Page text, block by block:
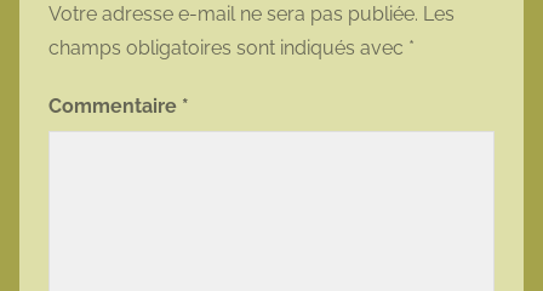
Votre adresse e-mail ne sera pas publiée. Les
champs obligatoires sont indiqués avec *
Commentaire *